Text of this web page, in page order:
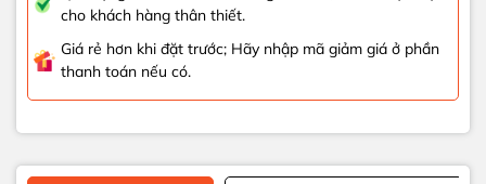
cho khách hàng thân thiết.
Giá rẻ hơn khi đặt trước; Hãy nhập mã giảm giá ở phần
thanh toán nếu có.